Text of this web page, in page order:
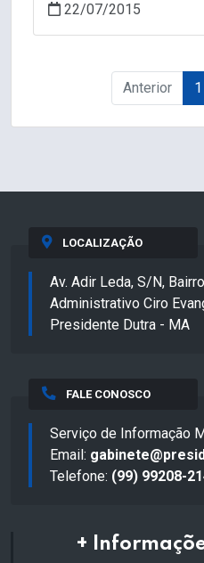
22/07/2015
Anterior 1
LOCALIZAÇÃO
Av. Adir Leda, S/N,
Administrativo Ciro
Presidente Dutra - MA
FALE CONOSCO
Serviço de Informação
Email:
Telefone: (99) 99208-
+